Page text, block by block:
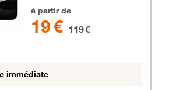
19 euros au lieu de 119 euros
à partir de
19 € 119 €
immédiate